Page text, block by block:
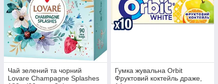
Чай зелений та чорний
Lovare Champagne Splashes
Гумка жувальна Orbit
Фруктовий коктейль драже,